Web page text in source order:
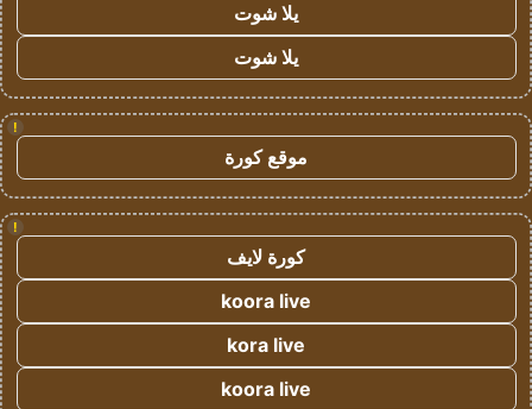
يلا شوت
يلا شوت
!
موقع كورة
!
كورة لايف
koora live
kora live
koora live